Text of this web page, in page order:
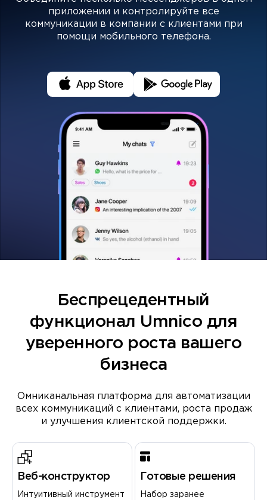
приложении и контролируйте все
коммуникации в компании с клиентами при
Беспрецедентный
функционал Umnico для
уверенного роста вашего
бизнеса
Омниканальная платформа для автоматизации
всех коммуникаций с клиентами, роста продаж
и улучшения клиентской поддержки.
Веб-конструктор
Интуитивный инструмент
Готовые решения
Набор заранее